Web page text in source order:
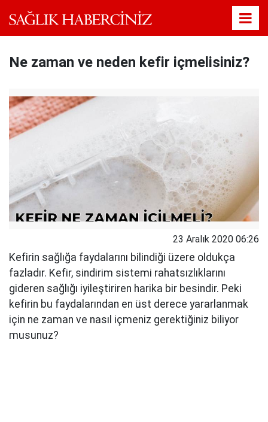
Ne zaman ve neden kefir içmelisiniz?
23 Aralık 2020 06:26
Kefirin sağlığa faydalarını bilindiği üzere oldukça
fazladır. Kefir, sindirim sistemi rahatsızlıklarını
gideren sağlığı iyileştiriren harika bir besindir. Peki
kefirin bu faydalarından en üst derece yararlanmak
için ne zaman ve nasıl içmeniz gerektiğiniz biliyor
musunuz?